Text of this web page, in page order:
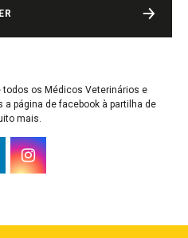
os Médicos Veterinários e
página de facebook à partilha de
mais.